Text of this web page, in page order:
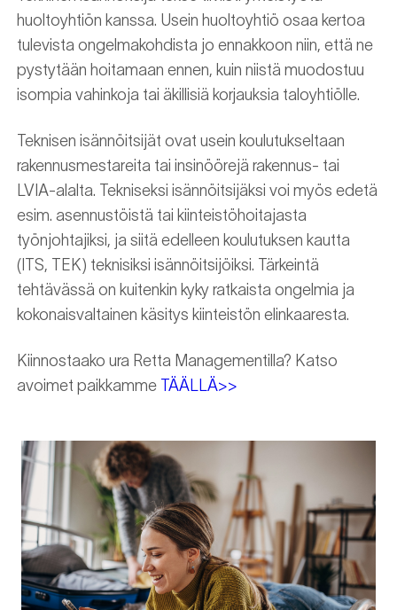
huoltoyhtiön kanssa. Usein huoltoyhtiö osaa kertoa
tulevista ongelmakohdista jo ennakkoon niin, että ne
pystytään hoitamaan ennen, kuin niistä muodostuu
isompia vahinkoja tai äkillisiä korjauksia taloyhtiölle.
Teknisen isännöitsijät ovat usein koulutukseltaan
rakennusmestareita tai insinöörejä rakennus- tai
LVIA-alalta. Tekniseksi isännöitsijäksi voi myös edetä
esim. asennustöistä tai kiinteistöhoitajasta
työnjohtajiksi, ja siitä edelleen koulutuksen kautta
(ITS, TEK) teknisiksi isännöitsijöiksi. Tärkeintä
tehtävässä on kuitenkin kyky ratkaista ongelmia ja
kokonaisvaltainen käsitys kiinteistön elinkaaresta.
Kiinnostaako ura Retta Managementilla? Katso
avoimet paikkamme TÄÄLLÄ>>